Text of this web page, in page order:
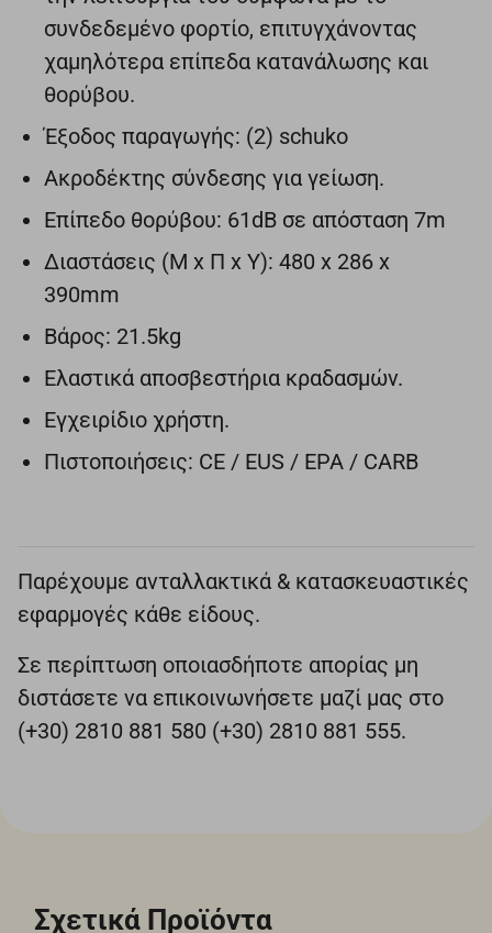
συνδεδεμένο φορτίο, επιτυγχάνοντας
χαμηλότερα επίπεδα κατανάλωσης και
θορύβου.
Έξοδος παραγωγής: (2) schuko
Ακροδέκτης σύνδεσης για γείωση.
Επίπεδο θορύβου: 61dB σε απόσταση 7m
Διαστάσεις (Μ x Π x Υ): 480 x 286 x
390mm
Βάρος: 21.5kg
Ελαστικά αποσβεστήρια κραδασμών.
Εγχειρίδιο χρήστη.
Πιστοποιήσεις: CE / EUS / EPA / CARB
Παρέχουμε ανταλλακτικά & κατασκευαστικές
εφαρμογές κάθε είδους.
Σε περίπτωση οποιασδήποτε απορίας μη
διστάσετε να επικοινωνήσετε μαζί μας στο
(+30) 2810 881 580 (+30) 2810 881 555.
Σχετικά Προϊόντα